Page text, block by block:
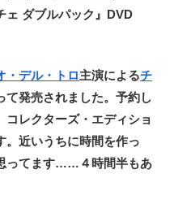
ェ ダブルパック』DVD
・デル・トロ主演によるチ
て発売されました。予約し
レクターズ・エディショ
。近いうちに時間を作っ
ってます……４時間半もあ